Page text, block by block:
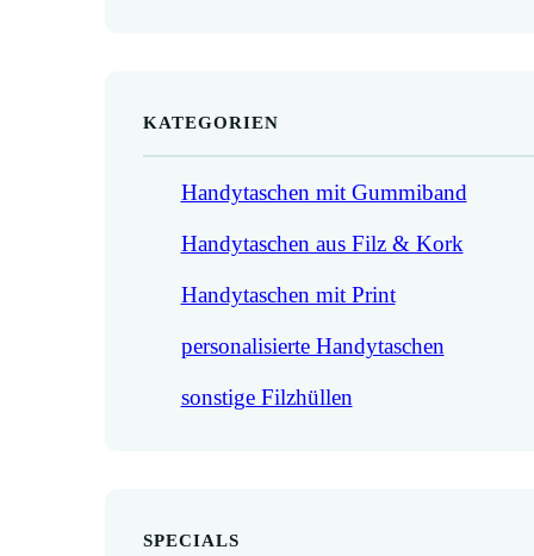
KATEGORIEN
Handytaschen mit Gummiband
Handytaschen aus Filz & Kork
Handytaschen mit Print
personalisierte Handytaschen
sonstige Filzhüllen
SPECIALS